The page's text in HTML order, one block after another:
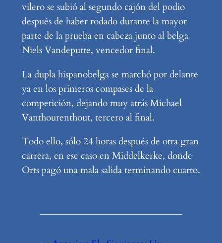
vilero se subió al segundo cajón del podio
después de haber rodado durante la mayor
parte de la prueba en cabeza junto al belga
Niels Vandeputte, vencedor final.
La dupla hispanobelga se marchó por delante
ya en los primeros compases de la
competición, dejando muy atrás Michael
Vanthourenthout, tercero al final.
Todo ello, sólo 24 horas después de otra gran
carrera, en ese caso en Middelkerke, donde
Orts pagó una mala salida terminando cuarto.